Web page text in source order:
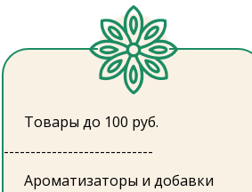
Товары до 100 руб.
----------------------------
Ароматизаторы и добавки